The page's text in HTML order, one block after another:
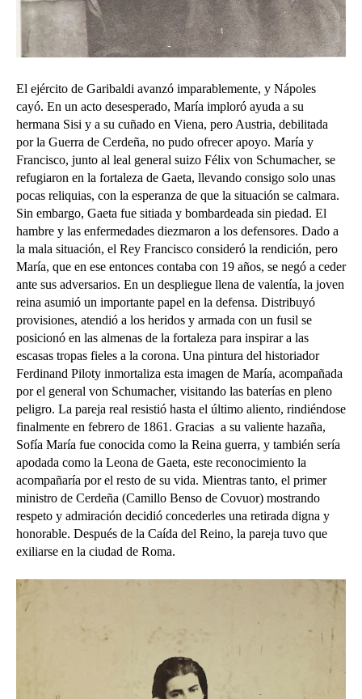
El ejército de Garibaldi avanzó imparablemente, y Nápoles
cayó. En un acto desesperado, María imploró ayuda a su
hermana Sisi y a su cuñado en Viena, pero Austria, debilitada
por la Guerra de Cerdeña, no pudo ofrecer apoyo. María y
Francisco, junto al leal general suizo Félix von Schumacher, se
refugiaron en la fortaleza de Gaeta, llevando consigo solo unas
pocas reliquias, con la esperanza de que la situación se calmara.
Sin embargo, Gaeta fue sitiada y bombardeada sin piedad. El
hambre y las enfermedades diezmaron a los defensores. Dado a
la mala situación, el Rey Francisco consideró la rendición, pero
María, que en ese entonces contaba con 19 años, se negó a ceder
ante sus adversarios. En un despliegue llena de valentía, la joven
reina asumió un importante papel en la defensa. Distribuyó
provisiones, atendió a los heridos y armada con un fusil se
posicionó en las almenas de la fortaleza para inspirar a las
escasas tropas fieles a la corona. Una pintura del historiador
Ferdinand Piloty inmortaliza esta imagen de María, acompañada
por el general von Schumacher, visitando las baterías en pleno
peligro. La pareja real resistió hasta el último aliento, rindiéndose
finalmente en febrero de 1861. Gracias a su valiente hazaña,
Sofía María fue conocida como la Reina guerra, y también sería
apodada como la Leona de Gaeta, este reconocimiento la
acompañaría por el resto de su vida. Mientras tanto, el primer
ministro de Cerdeña (Camillo Benso de Covuor) mostrando
respeto y admiración decidió concederles una retirada digna y
honorable. Después de la Caída del Reino, la pareja tuvo que
exiliarse en la ciudad de Roma.